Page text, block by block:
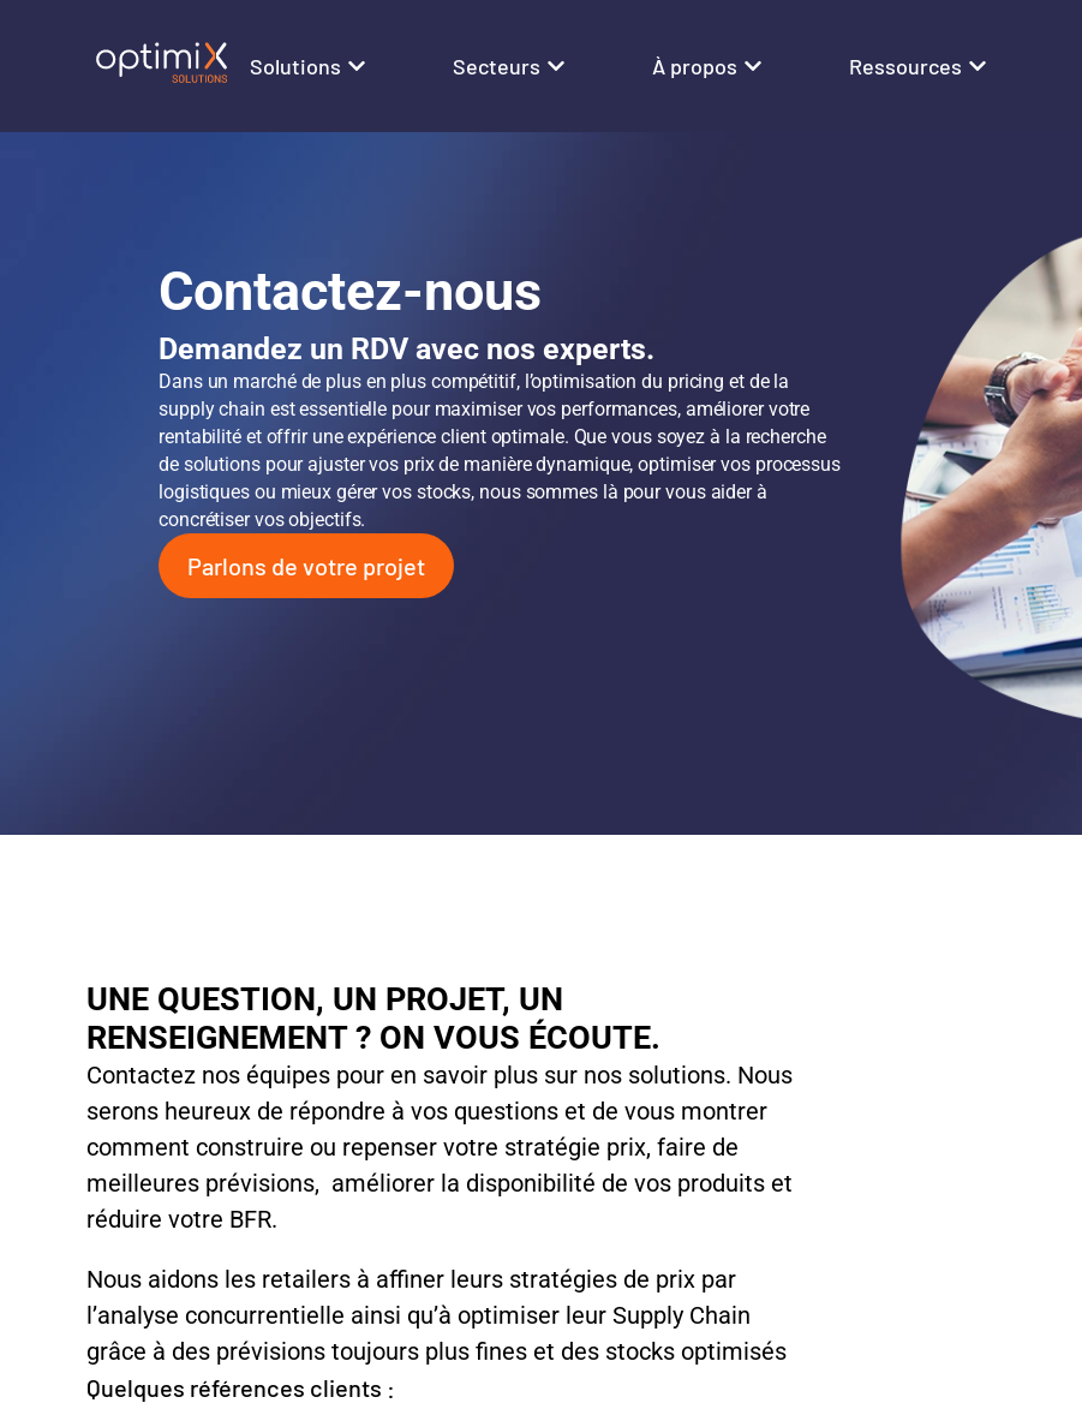
Solutions Secteurs À propos Ressources
Contactez-nous
Demandez un RDV avec nos experts.
Dans un marché de plus en plus compétitif, l’optimisation du pricing et de la
supply chain est essentielle pour maximiser vos performances, améliorer votre
rentabilité et offrir une expérience client optimale. Que vous soyez à la recherche
de solutions pour ajuster vos prix de manière dynamique, optimiser vos processus
logistiques ou mieux gérer vos stocks, nous sommes là pour vous aider à
concrétiser vos objectifs.
Parlons de votre projet
UNE QUESTION, UN PROJET, UN
RENSEIGNEMENT ? ON VOUS ÉCOUTE.
Contactez nos équipes pour en savoir plus sur nos solutions. Nous
serons heureux de répondre à vos questions et de vous montrer
comment construire ou repenser votre stratégie prix, faire de
meilleures prévisions, améliorer la disponibilité de vos produits et
réduire votre BFR.
Nous aidons les retailers à affiner leurs stratégies de prix par
l’analyse concurrentielle ainsi qu’à optimiser leur Supply Chain
grâce à des prévisions toujours plus fines et des stocks optimisés
Quelques références clients :